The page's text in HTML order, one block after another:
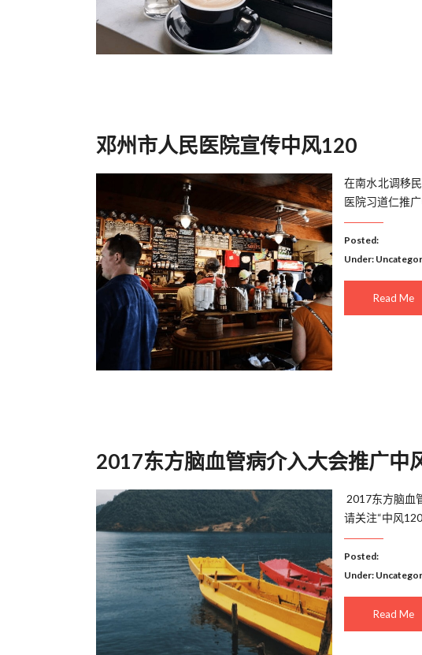
邓州市人民医院宣传中风120
在南水北调移
医院习道仁推
Posted:
Under:
Read Me
2017东方脑血管病介入大会推广中
2017东方脑血
请关注“中风
Posted:
Under:
Read Me